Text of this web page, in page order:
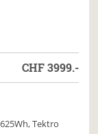
CHF3999.-
Tektro